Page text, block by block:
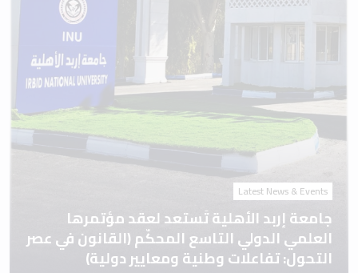
Latest News & Events
جامعة إربد الأهلية تَستعد لعقد مؤتمرها
العلمي الدولي التاسع المحكّم (القانون في عصر
التحول: تفاعلات وطنية ومعايير دولية)